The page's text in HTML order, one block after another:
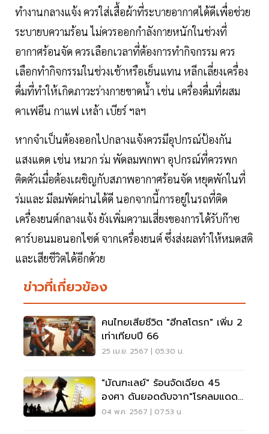
ทำงานกลางแจ้ง ควรใส่เสื้อผ้าที่ระบายอากาศได้ดีเพื่อช่วย
ระบายบความร้อน ไม่ควรออกกำลังกายหนักในช่วงที่
อากาศร้อนจัด ควรเลือกเวลาที่ต้องการทำกิจกรรม ควร
เลือกทำกิจกรรมในช่วงเช้าหรือเย็นแทน หลีกเลี่ยงเครื่อง
ดื่มที่ทำให้เกิดภาวะร่างกายขาดน้ำ เช่น เครื่องดื่มที่ผสม
คาเฟอีน กาแฟ เหล้า เบียร์ ฯลฯ
หากจำเป็นต้องออกไปกลางแจ้งควรมีอุปกรณ์ป้องกัน
แสงแดด เช่น หมวก ร่ม พัดลมพกพา อุปกรณ์ที่ควรพก
ติดตัวเมื่อต้องเผชิญกับสภาพอากาศร้อนจัด หยุดพักในที่
ร่มและ มีลมพัดผ่านได้ดี นอกจากนี้การอยู่ในรถที่ติด
เครื่องยนต์กลางแจ้ง ยังเพิ่มความเสี่ยงของการได้รับก๊าซ
คาร์บอนมอนอกไซด์ จากเครื่องยนต์ ซึ่งส่งผลทำให้หมดสติ
และเสียชีวิตได้อีกด้วย
ข่าวที่เกี่ยวข้อง
คนไทยเสียชีวิต "ฮีทสโตรก" เพิ่ม 2
เท่าเทียบปี 66
25 เม.ย. 2567 | 05:30 น.
"มัณฑะเลย์" ร้อนจัดเฉียด 45
องศา ดันยอดดับจาก"โรคลมแดด"
เม.ย.ทะลุ 50 ราย
04 พ.ค. 2567 | 07:53 น.